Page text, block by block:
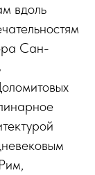
вдоль
Сан-